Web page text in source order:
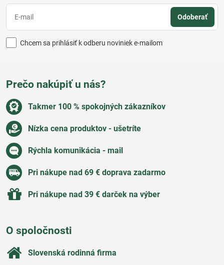
Odoberať
Chcem sa prihlásiť k odberu noviniek e-mailom
Prečo nakúpiť u nás?
Takmer 100 % spokojných zákazníkov
Nízka cena produktov - ušetríte
Rýchla komunikácia - mail
Pri nákupe nad 69 € doprava zadarmo
Pri nákupe nad 39 € darček na výber
O spoločnosti
Slovenská rodinná firma